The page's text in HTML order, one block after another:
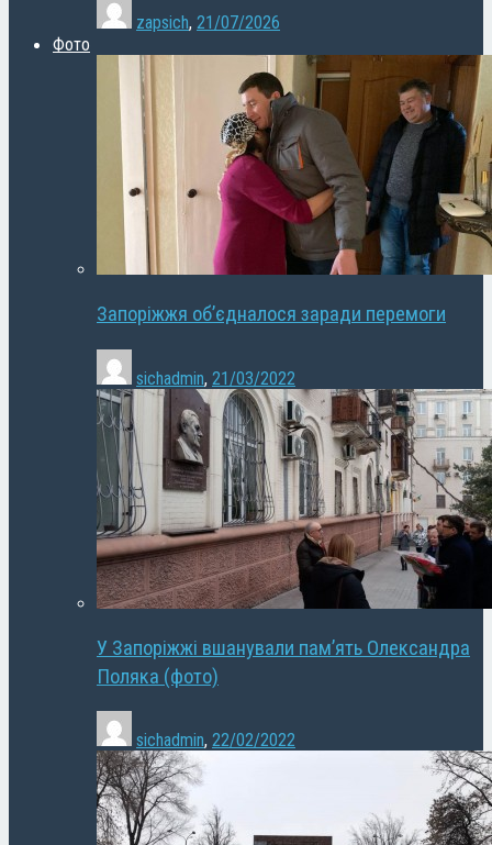
zapsich, 21/07/2026
Фото
Запоріжжя об’єдналося заради перемоги
sichadmin, 21/03/2022
У Запоріжжі вшанували пам’ять Олександра
Поляка (фото)
sichadmin, 22/02/2022